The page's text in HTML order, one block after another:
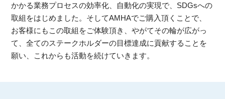
かかる業務プロセスの効率化、自動化の実現で、SDGsへの
取組をはじめました。そしてAMHAでご購入頂くことで、
お客様にもこの取組をご体験頂き、やがてその輪が広がっ
て、全てのステークホルダーの目標達成に貢献することを
願い、これからも活動を続けていきます。